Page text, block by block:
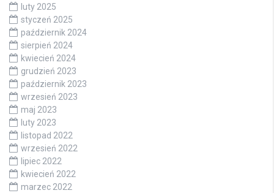
luty 2025
styczeń 2025
październik 2024
sierpień 2024
kwiecień 2024
grudzień 2023
październik 2023
wrzesień 2023
maj 2023
luty 2023
listopad 2022
wrzesień 2022
lipiec 2022
kwiecień 2022
marzec 2022